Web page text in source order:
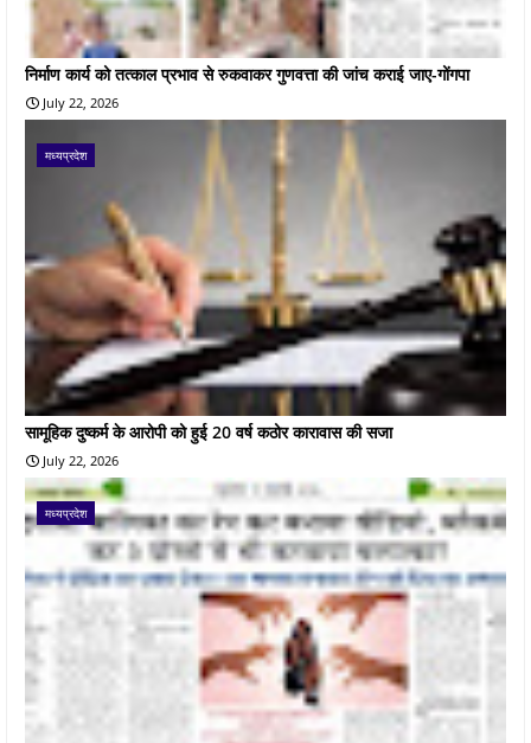
निर्माण कार्य को तत्काल प्रभाव से रुकवाकर गुणवत्ता की जांच कराई जाए-गोंगपा
July 22, 2026
मध्यप्रदेश
सामूहिक दुष्कर्म के आरोपी को हुई 20 वर्ष कठोर कारावास की सजा
July 22, 2026
मध्यप्रदेश